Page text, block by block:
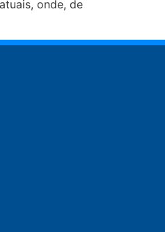
onde, de